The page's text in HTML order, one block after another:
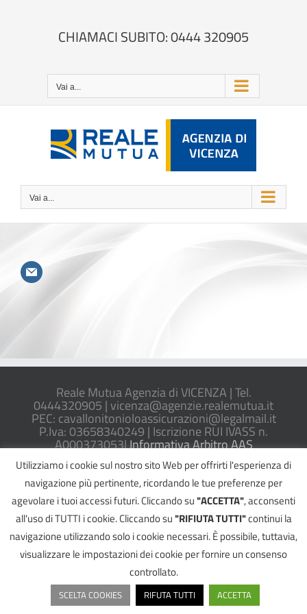
CHIAMACI SUBITO: 0444 320905
Vai a...
Vai a...
Reale Mutua Agenzia di VICENZA | Tel.
0444320905 |vicenza@agenzie.realemutua.it
PEC: cavallonitonioloassicurazioni@legalmail.it
P.Iva: 03658340249 | Iscrizione RUI IVASS n.
A000373053|Informativa Arbitro AAS
© 2026 Reale Mutua Agenzia di VICENZA - All Rights Reserved |Informativa
Privacy|Cookie Policy|Reclami
Powered by 2000Net Srl | SmartWEB360° platform
Facebook
EmailTelefono YouTube
Utilizziamo i cookie sul nostro sito Web per offrirti l'esperienza di
navigazione più pertinente, ricordando le tue preferenze per
agevolare i tuoi accessi futuri. Cliccando su"ACCETTA", acconsenti
all'uso di TUTTI i cookie. Cliccando su"RIFIUTA TUTTI"continui la
navigazione utilizzando solo i cookie necessari. È possibile, tuttavia,
visualizzare le impostazioni dei cookie per fornire un consenso
controllato.
SCELTA COOKIES RIFUTA TUTTI ACCETTA